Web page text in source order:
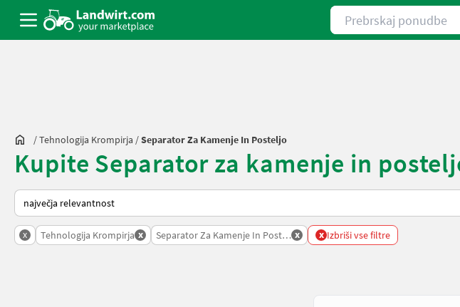
Prebrskaj ponudbe
/Tehnologija Krompirja /Separator Za Kamenje In Posteljo
Kupite Separator za kamenje in
Tako je razvrščeno na Landwirt.com
x Tehnologija Krompirja x Separator Za Kamenje In Posteljox x Izbriši vse filtre